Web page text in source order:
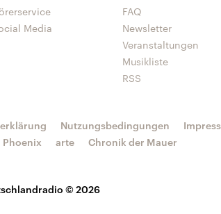
Media
FAQ
Newsletter
Veranstaltungen
Musikliste
RSS
© 2026
Nutzungsbedingungen
Phoenix arte Chronik der Mauer